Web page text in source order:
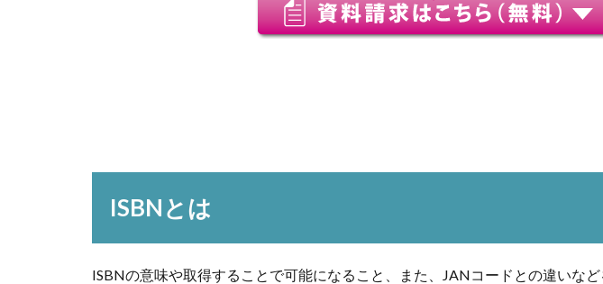
ISBNとは
ISBNの意味や取得することで可能になること、また、JANコードとの違いなど